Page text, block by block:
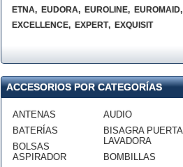
ETNA, EUDORA, EUROLINE, EUROMAID,
EXCELLENCE, EXPERT, EXQUISIT
ACCESORIOS POR CATEGORÍAS
ANTENAS
BATERÍAS
BOLSAS
ASPIRADOR
AUDIO
BISAGRA PUERTA
LAVADORA
BOMBILLAS